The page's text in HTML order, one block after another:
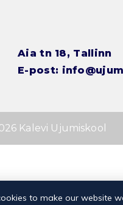
Aia tn 18, Tallinn
E-post:
Kalevi Ujumiskool
to make our website